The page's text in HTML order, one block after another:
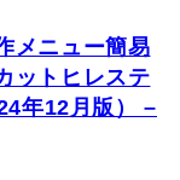
メニュー簡易
ットヒレステ
年12月版） –